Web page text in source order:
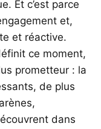
Et c’est parce
et,
et réactive.
ce moment,
prometteur : la
de plus
dans